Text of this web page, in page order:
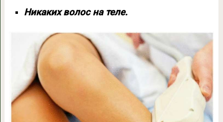
Никаких волос на теле.